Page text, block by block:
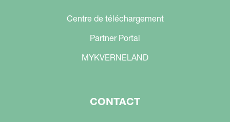
Centre de téléchargement
Partner Portal
MYKVERNELAND
CONTACT